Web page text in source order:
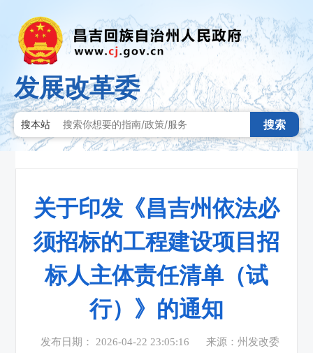
发展改革委
搜本站 搜索
关于印发《昌吉州依法必
须招标的工程建设项目招
标人主体责任清单（试
行）》的通知
发布日期： 2026-04-22 23:05:16
来源：州发改委